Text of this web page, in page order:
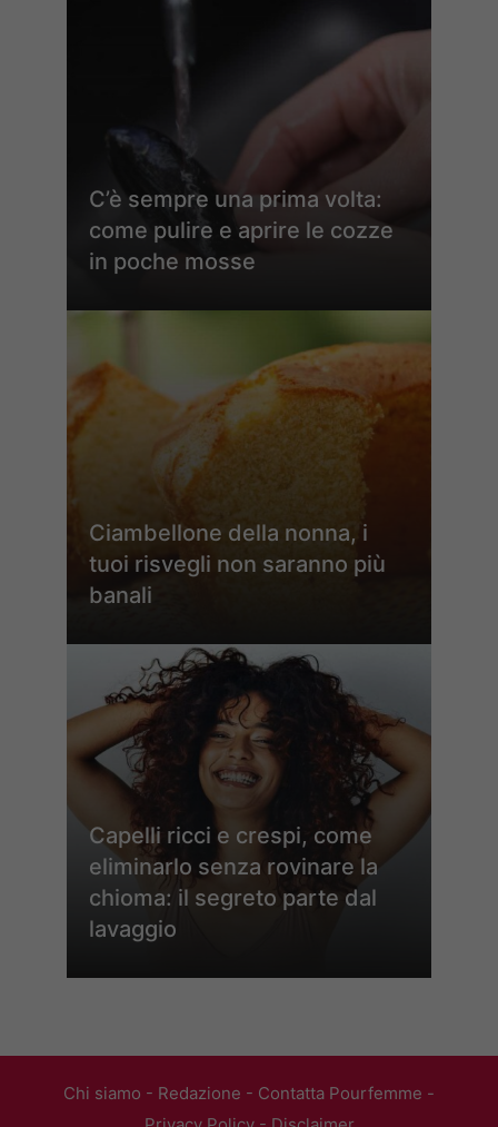
C’è sempre una prima volta:
come pulire e aprire le cozze
in poche mosse
Ciambellone della nonna, i
tuoi risvegli non saranno più
banali
Capelli ricci e crespi, come
eliminarlo senza rovinare la
chioma: il segreto parte dal
lavaggio
Chi siamo - Redazione - Contatta Pourfemme -